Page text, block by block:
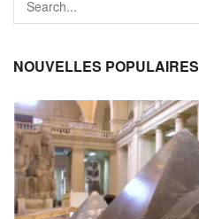
NOUVELLES POPULAIRES